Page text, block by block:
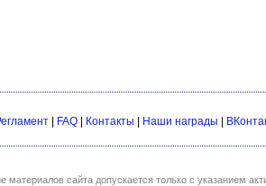
| FAQ | Контакты | Наши награды |
материалов сайта допускается только с указанием